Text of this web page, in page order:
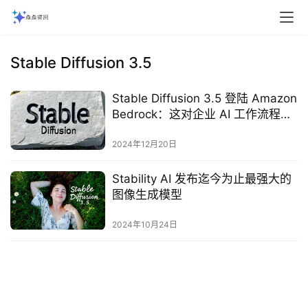
Stable Diffusion 3.5
Stable Diffusion 3.5 登陆 Amazon
Bedrock：这对企业 AI 工作流程意
2024年12月20日
Stability AI 发布迄今为止最强大的
图像生成模型
2024年10月24日